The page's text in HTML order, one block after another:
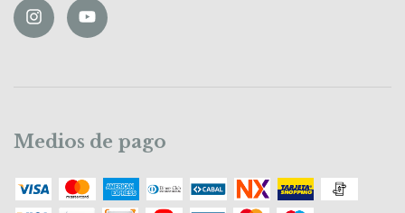
Medios de pago